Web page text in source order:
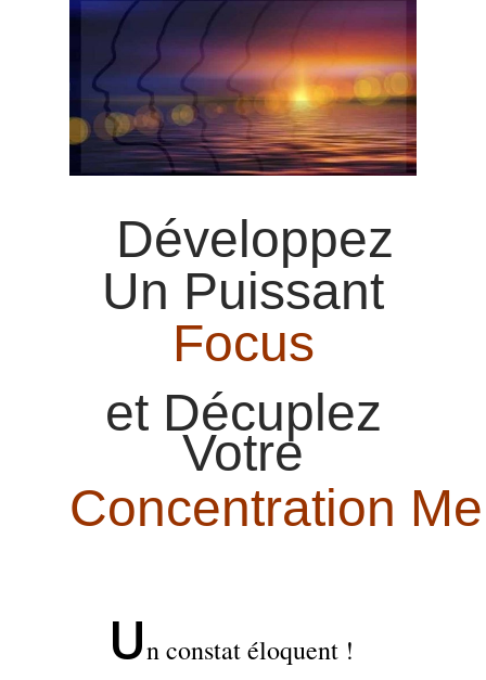
Développez
Un Puissant
Focus
et Décuplez
Votre
Concentration
Un constat éloquent !